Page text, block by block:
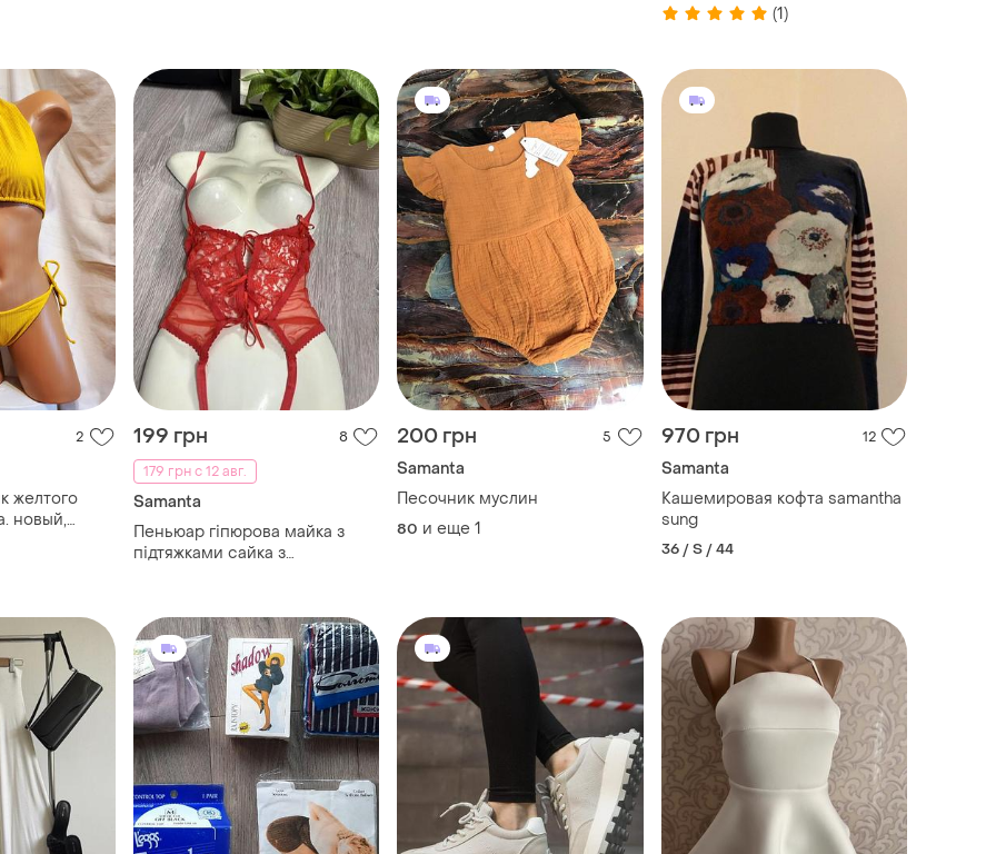
(1)
2
желтого
новый,
199 грн
8
179 грн с 12 авг.
Samanta
Пеньюар гіпюрова майка з
підтяжками сайка з
200 грн 5
Samanta
Песочник муслин
80 и еще 1
970 грн 12
Samanta
Кашемировая кофта samantha
sung
36 / S / 44